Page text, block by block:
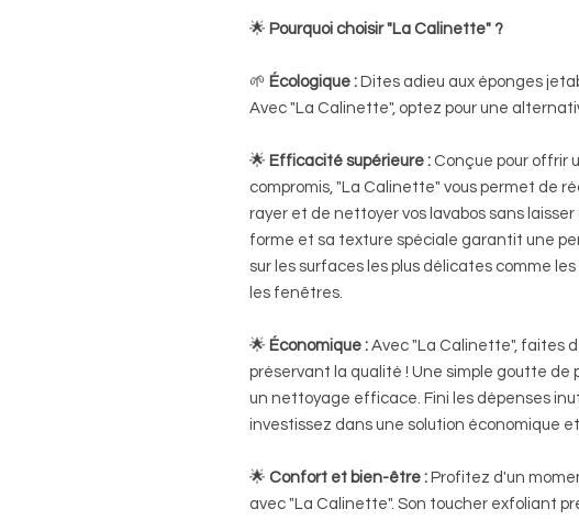
🌟 Pourquoi choisir "La Calinette" ?
🌱 Écologique : Dites adieu aux éponges
Avec "La Calinette", optez pour une
🌟 Efficacité supérieure : Conçue pour offrir
compromis, "La Calinette" vous permet de
rayer et de nettoyer vos lavabos sans
forme et sa texture spéciale garantit une
sur les surfaces les plus délicates comme
les fenêtres.
🌟 Économique : Avec "La Calinette", faites
préservant la qualité ! Une simple goutte de
un nettoyage efficace. Fini les dépenses
investissez dans une solution économique
🌟 Confort et bien-être : Profitez d'un
avec "La Calinette". Son toucher exfoliant